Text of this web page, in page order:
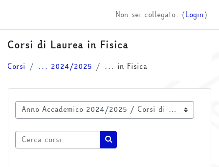
Non sei collegato. (Login)
Corsi di Laurea in Fisica
Corsi ... 2024/2025 ... in Fisica
Categorie di corso
Cerca corsi
Cerca corsi